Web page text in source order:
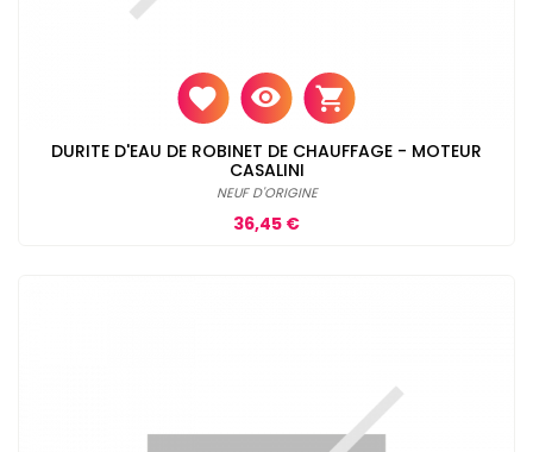
DURITE D'EAU DE ROBINET DE CHAUFFAGE - MOTEUR
CASALINI
NEUF D'ORIGINE
Prix
36,45 €